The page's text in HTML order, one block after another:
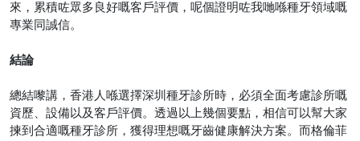
來，累積咗眾多良好嘅客戶評價，呢個證明咗我哋喺種牙領域嘅
專業同誠信。
結論
總結嚟講，香港人喺選擇深圳種牙診所時，必須全面考慮診所嘅
資歷、設備以及客戶評價。透過以上幾個要點，相信可以幫大家
揀到合適嘅種牙診所，獲得理想嘅牙齒健康解決方案。而格倫菲